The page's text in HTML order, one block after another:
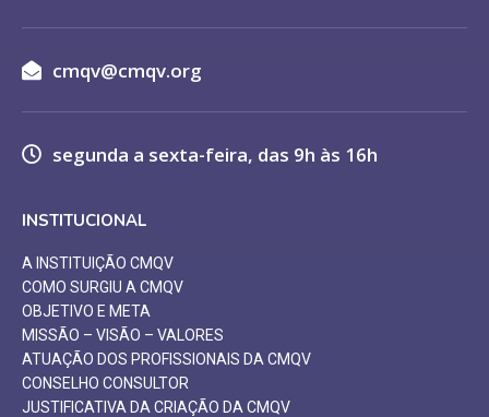
cmqv@cmqv.org
segunda a sexta-feira, das 9h às 16h
INSTITUCIONAL
A INSTITUIÇÃO CMQV
COMO SURGIU A CMQV
OBJETIVO E META
MISSÃO – VISÃO – VALORES
ATUAÇÃO DOS PROFISSIONAIS DA CMQV
CONSELHO CONSULTOR
JUSTIFICATIVA DA CRIAÇÃO DA CMQV